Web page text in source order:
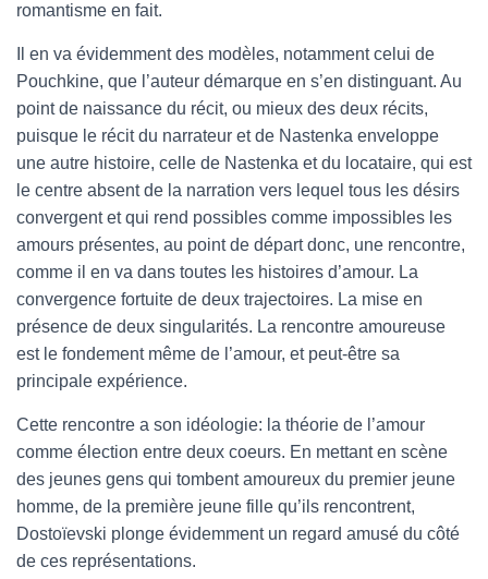
romantisme en fait.
Il en va évidemment des modèles, notamment celui de
Pouchkine, que l’auteur démarque en s’en distinguant. Au
point de naissance du récit, ou mieux des deux récits,
puisque le récit du narrateur et de Nastenka enveloppe
une autre histoire, celle de Nastenka et du locataire, qui est
le centre absent de la narration vers lequel tous les désirs
convergent et qui rend possibles comme impossibles les
amours présentes, au point de départ donc, une rencontre,
comme il en va dans toutes les histoires d’amour. La
convergence fortuite de deux trajectoires. La mise en
présence de deux singularités. La rencontre amoureuse
est le fondement même de l’amour, et peut-être sa
principale expérience.
Cette rencontre a son idéologie: la théorie de l’amour
comme élection entre deux coeurs. En mettant en scène
des jeunes gens qui tombent amoureux du premier jeune
homme, de la première jeune fille qu’ils rencontrent,
Dostoïevski plonge évidemment un regard amusé du côté
de ces représentations.